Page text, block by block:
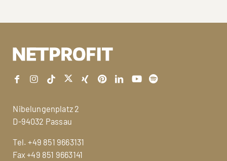
Nibelungenplatz 2
D-94032 Passau
Tel.+49 851 9663131
Fax +49 851 9663141